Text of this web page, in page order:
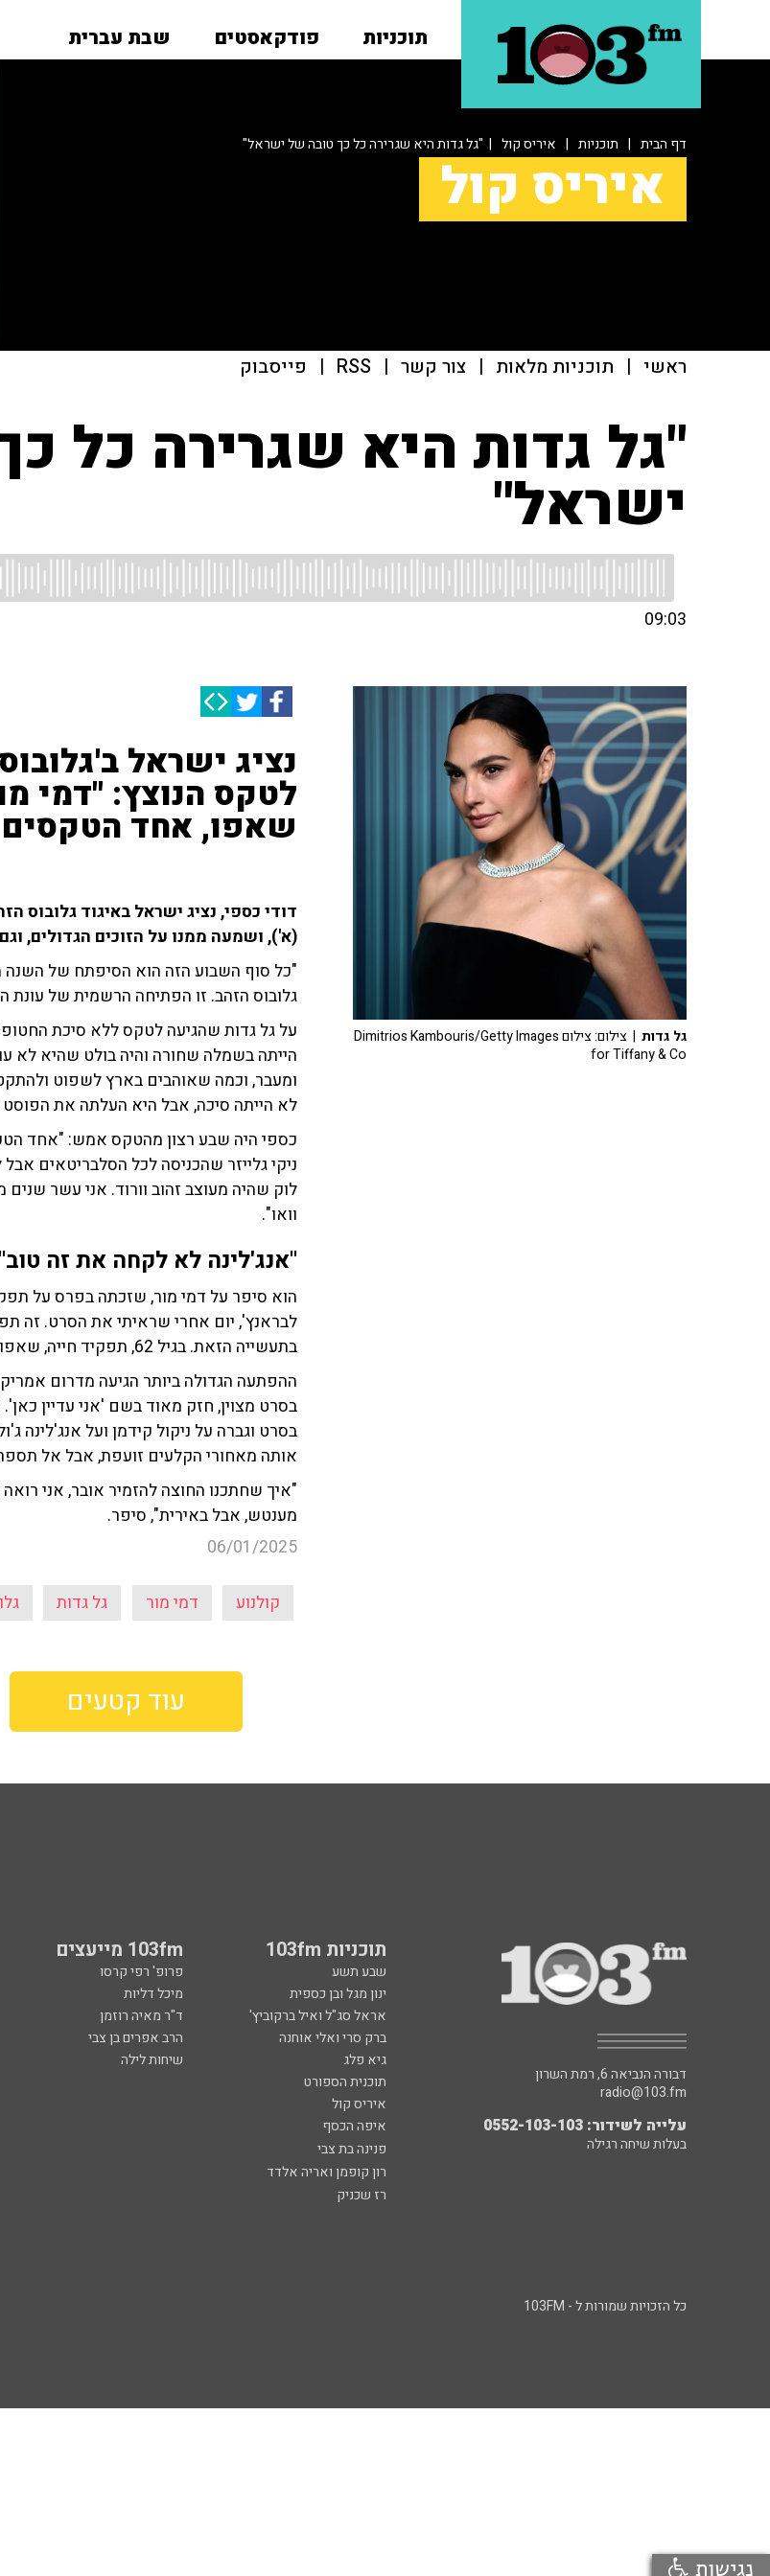
תוכניות פודקאסטים שבת עברית
דף הבית | תוכניות | איריס קול | "גל גדות היא שגרירה כל כך טובה של ישראל"
איריס קול
ראשי | תוכניות מלאות | צור קשר |
RSS
| פייסבוק
"גל גדות היא שגרירה כל
ישראל"
09:03
נציג ישראל
שאפו, אחד הטקסים
דודי כספי, נציג ישראל באיגוד
(א'), ושמעה ממנו על הזוכים הגדולים,
"כל סוף השבוע הזה הוא הסיפתח של
גלובוס הזהב. זו הפתיחה הרשמית של
על גל גדות שהגיעה לטקס ללא סיכת
הייתה בשמלה שחורה והיה בולט שהיא לא
ומעבר, וכמה שאוהבים בארץ לשפוט
לא הייתה סיכה, אבל היא העלתה את הפוסט
כספי היה שבע רצון מהטקס אמש: "אחד
ניקי גלייזר שהכניסה לכל הסלבריטאים
לוק שהיה מעוצב זהוב וורוד. אני עשר
וואו".
"אנג'לינה לא לקחה את זה טוב"
הוא סיפר על דמי מור, שזכתה בפרס על
לבראנץ', יום אחרי שראיתי את הסרט. זה
בתעשייה הזאת. בגיל 62, תפקיד חייה, שאפו".
ההפתעה הגדולה ביותר הגיעה מדרום
בסרט מצוין, חזק מאוד בשם 'אני עדיין
בסרט וגברה על ניקול קידמן ועל אנג'לינה
אותה מאחורי הקלעים זועפת, אבל אל
"איך שחתכנו החוצה להזמיר אובר, אני
מענטש, אבל באירית", סיפר.
06/01/2025
קולנוע דמי מור גל גדות
גל גדות
| צילום: צילום Dimitrios Kambouris/Getty Images
for Tiffany & Co
עוד קטעים
תוכניות 103fm 103fm מייעצים
שבע תשע פרופ' רפי קרסו
ינון מגל ובן כספית
מיכל דליות
אראל סג"ל ואיל ברקוביץ'
ד"ר מאיה רוזמן
ברק סרי ואלי אוחנה
הרב אפרים בן צבי
גיא פלג
שיחות לילה
תוכנית הספורט
איריס קול
איפה הכסף
פנינה בת צבי
רון קופמן ואריה אלדד
רז שכניק
דבורה הנביאה 6, רמת השרון
radio@103.fm
עלייה לשידור: 0552-103-103
בעלות שיחה רגילה
כל הזכויות שמורות ל - 103FM
נגישות